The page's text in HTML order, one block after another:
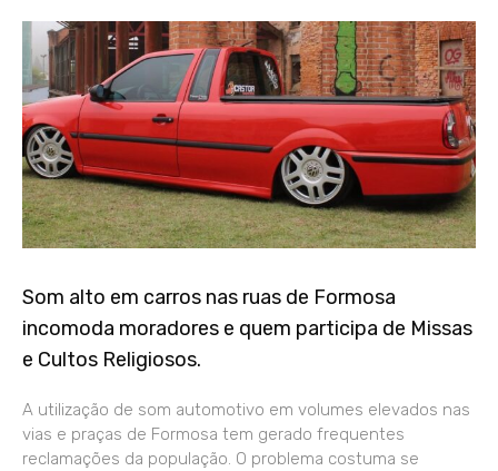
Som alto em carros nas ruas de Formosa
incomoda moradores e quem participa de Missas
e Cultos Religiosos.
A utilização de som automotivo em volumes elevados nas
vias e praças de Formosa tem gerado frequentes
reclamações da população. O problema costuma se